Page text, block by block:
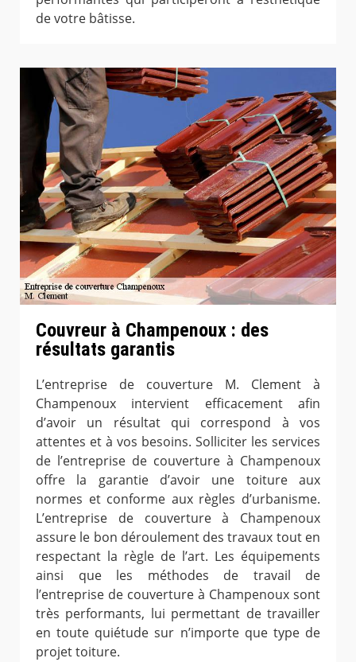
de votre bâtisse.
Couvreur à Champenoux : des
résultats garantis
L’entreprise de couverture M. Clement à
Champenoux intervient efficacement afin
d’avoir un résultat qui correspond à vos
attentes et à vos besoins. Solliciter les services
de l’entreprise de couverture à Champenoux
offre la garantie d’avoir une toiture aux
normes et conforme aux règles d’urbanisme.
L’entreprise de couverture à Champenoux
assure le bon déroulement des travaux tout en
respectant la règle de l’art. Les équipements
ainsi que les méthodes de travail de
l’entreprise de couverture à Champenoux sont
très performants, lui permettant de travailler
en toute quiétude sur n’importe que type de
projet toiture.